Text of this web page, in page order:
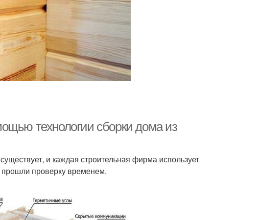
технологии сборки дома из
и каждая строительная фирма использует
проверку временем.